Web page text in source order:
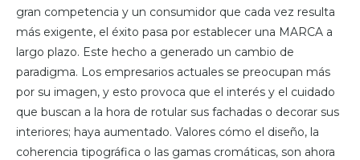
gran competencia y un consumidor que cada vez resulta
más exigente, el éxito pasa por establecer una MARCA a
largo plazo. Este hecho a generado un cambio de
paradigma. Los empresarios actuales se preocupan más
por su imagen, y esto provoca que el interés y el cuidado
que buscan a la hora de rotular sus fachadas o decorar sus
interiores; haya aumentado. Valores cómo el diseño, la
coherencia tipográfica o las gamas cromáticas, son ahora